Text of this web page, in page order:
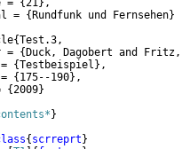
=
{21} ,
=
{ Rundfunk und Fernsehen}
{Test.3,
=
{ Duck, Dagobert and Fritz,
{Testbeispiel } ,
{ 175--190} ,
{2009}
}
{ scrreprt }